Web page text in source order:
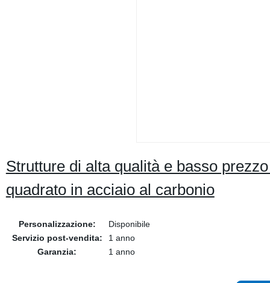
Strutture di alta qualità e basso
quadrato in acciaio al carbonio
Personalizzazione:
Disponibile
Servizio post-vendita:
1 anno
Garanzia:
1 anno